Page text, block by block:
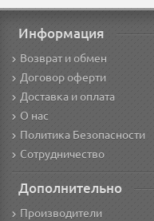
Информация
Возврат и обмен
Договор оферти
Доставка и оплата
О нас
Политика Безопасности
Сотрудничество
Дополнительно
Производители